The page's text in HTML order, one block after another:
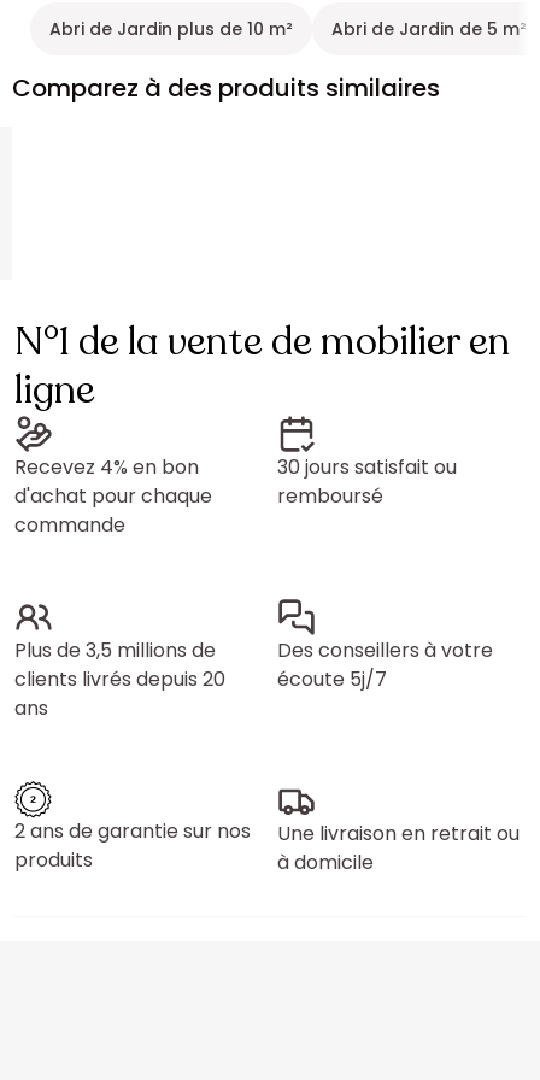
Abri de Jardin plus de 10 m² Abri de Jardin de 5 m²
Comparez à des produits similaires
N°1 de la vente de mobilier en
ligne
Recevez 4% en bon
d'achat pour chaque
commande
30 jours satisfait ou
remboursé
Plus de 3,5 millions de
clients livrés depuis 20
ans
Des conseillers à votre
écoute 5j/7
2 ans de garantie sur nos
produits
Une livraison en retrait ou
à domicile